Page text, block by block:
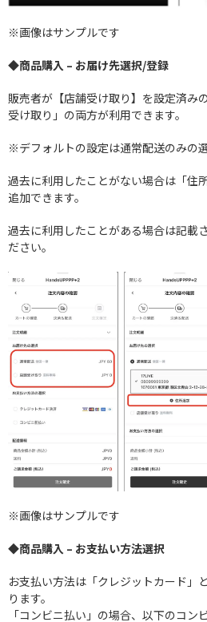
※画像はサンプルです
◆商品購入 – お届け先選択/登録
販売者が【店舗受け取り】を設定済み
受け取り」の両方が利用できます。
※デフォルトの設定は通常配送のみの
過去に利用したことがない場合は「住
追加できます。
過去に利用したことがある場合は記載
ださい。
※画像はサンプルです
◆商品購入 – お支払い方法選択
お支払い方法は「クレジットカード」
ります。
「コンビニ払い」の場合、以下のコン